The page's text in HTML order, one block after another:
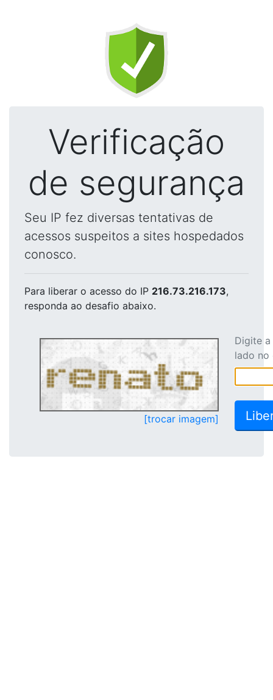
Verificação
de segurança
Seu IP fez diversas tentativas de
acessos suspeitos a sites hospedados
conosco.
Para liberar o acesso do IP 216.73.216.173,
responda ao desafio abaixo.
[trocar imagem]
Digite
lado no